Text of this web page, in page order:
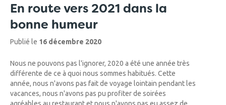
En route vers 2021 dans la
bonne humeur
Publié le 16 décembre 2020
Nous ne pouvons pas l'ignorer, 2020 a été une année très
différente de ce à quoi nous sommes habitués. Cette
année, nous n'avons pas fait de voyage lointain pendant les
vacances, nous n'avons pas pu profiter de soirées